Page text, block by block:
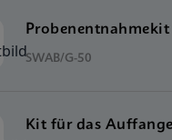
SWAB/G-50
Kit für das